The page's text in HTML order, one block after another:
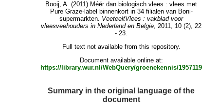
Booij, A. (2011) Méér dan biologisch vlees : vlees met
Pure Graze-label binnenkort in 34 filialen van Boni-
supermarkten. VeeteeltVlees : vakblad voor
vleesveehouders in Nederland en Belgie, 2011, 10 (2), 22
- 23.
Full text not available from this repository.
Document available online at:
https://library.wur.nl/WebQuery/groenekennis/1957119
Summary in the original language of the
document